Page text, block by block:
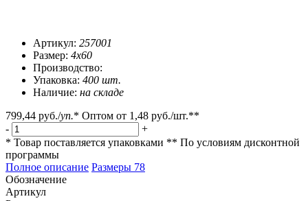
Артикул: 257001
Размер: 4х60
Производство:
Упаковка: 400 шт.
Наличие: на складе
799,44 руб./уп.* Оптом от 1,48 руб./шт.**
-
+
* Товар поставляется упаковками ** По условиям дисконтной
программы
Полное описание Размеры 78
Обозначение
Артикул